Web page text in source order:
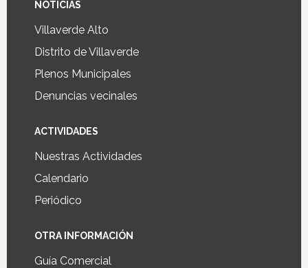
NOTICIAS
Villaverde Alto
Distrito de Villaverde
Plenos Municipales
Denuncias vecinales
ACTIVIDADES
Nuestras Actividades
Calendario
Periódico
OTRA INFORMACIÓN
Guía Comercial